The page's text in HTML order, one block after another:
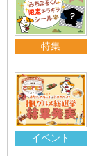
特集
イベント